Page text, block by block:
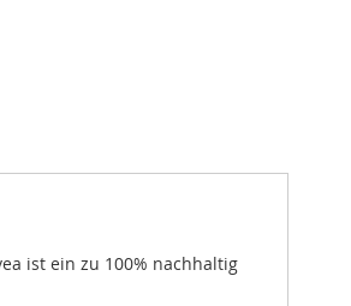
ist ein zu 100% nachhaltig